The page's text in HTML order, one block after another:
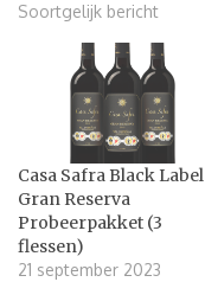
Soortgelijk bericht
Casa Safra Black Label
Gran Reserva
Probeerpakket (3
flessen)
21 september 2023